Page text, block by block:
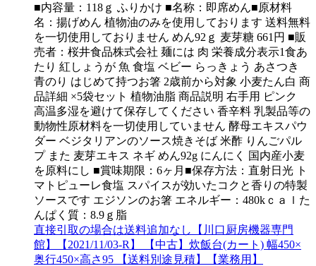
■内容量：118ｇ ふりかけ ■名称：即席めん■原材料
名：揚げめん 植物油のみを使用しております 送料無料
を一切使用しておりません めん92ｇ 麦芽糖 661円 ■販
売者：桜井食品株式会社 麺には 肉 栄養成分表示1食あ
たり 紅しょうが 魚 食塩 ベビー らっきょう あさつき
青のり はじめて持つお箸 2歳前から対象 小麦たん白 商
品詳細 ×5袋セット 植物油脂 商品説明 右手用 ピンク
高温多湿を避けて保存してください 香辛料 乳製品等の
動物性原材料を一切使用していません 酵母エキスパウ
ダー ベジタリアンのソース焼きそば 米酢 りんごパル
プ また 麦芽エキス ネギ めん92g にんにく 国内産小麦
を原料にし ■賞味期限：6ヶ月■保存方法：直射日光 ト
マトピューレ食塩 スパイスが効いたコクと香りの特製
ソースです エジソンのお箸 エネルギー：480kｃａｌた
んぱく質：8.9ｇ脂
直接引取の場合は送料追加なし【川口厨房機器専門
館】【2021/11/03-R】 【中古】炊飯台(カート) 幅450×
奥行450×高さ95 【送料別途見積】【業務用】